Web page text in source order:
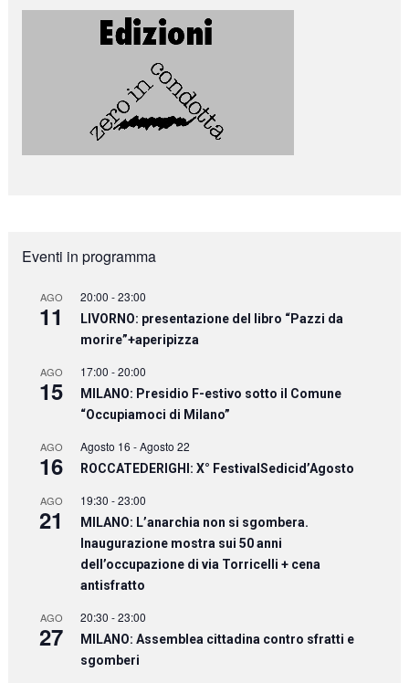
Eventi in programma
AGO
11
20:00 -23:00
LIVORNO: presentazione del libro “Pazzi da
morire”+aperipizza
AGO
15
17:00 -20:00
MILANO: Presidio F-estivo sotto il Comune
“Occupiamoci di Milano”
AGO
16
Agosto 16 -Agosto 22
ROCCATEDERIGHI: X° FestivalSedicid’Agosto
AGO
21
19:30 -23:00
MILANO: L’anarchia non si sgombera.
Inaugurazione mostra sui 50 anni
dell’occupazione di via Torricelli + cena
antisfratto
AGO
27
20:30 -23:00
MILANO: Assemblea cittadina contro sfratti e
sgomberi